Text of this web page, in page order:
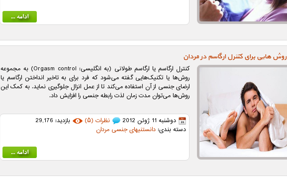
روش هایی برای کنترل ارگاسم در مردان
کنترل ارگاسم یا ارگاسم طولانی (به انگلیسی: Orgasm control) به مجموعه
روش‌ها یا تکنیک‌هایی گفته می‌شود که فرد برای به تاخیر انداختن ارگاسم یا
ارضای جنسی از آن استفاده می‌کند تا از عمل انزال جلوگیری نماید. به کمک این
روش‌ها می‌توان مدت زمان لذت رابطه جنسی را افزایش داد.
دوشنبه 11 ژوئن 2012 نظرات (۵)
بازدید: 29,176
دسته بندی:دانستنیهای جنسی مردان